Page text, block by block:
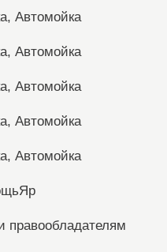
Автомойка
Автомойка
Автомойка
Автомойка
Автомойка
правообладателям